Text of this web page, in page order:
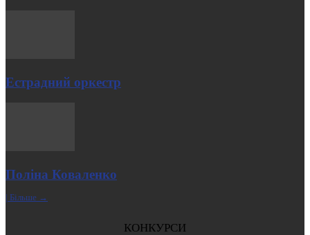
Естрадний оркестр
Поліна Коваленко
| Більше →
КОНКУРСИ